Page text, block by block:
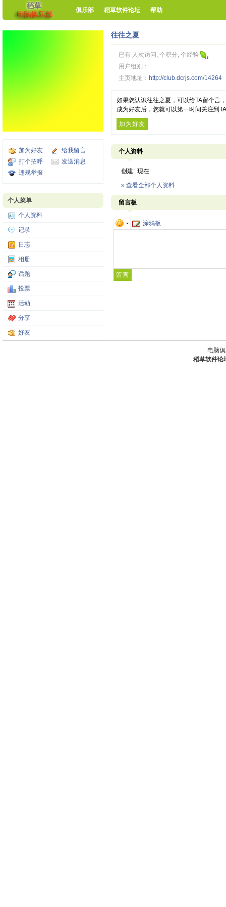
俱乐部 稻草软件论坛 帮助
加为好友
给我留言
打个招呼
发送消息
违规举报
个人菜单
个人资料
记录
日志
相册
话题
投票
活动
分享
好友
往往之夏
已有 人次访问, 个积分, 个经验
用户组别：
主页地址： http://club.dcrjs.com/14264
如果您认识往往之夏，可以给TA留个言
成为好友后，您就可以第一时间关注到
加为好友
个人资料
创建: 现在
» 查看全部个人资料
留言板
涂鸦板
电脑
稻草软件论